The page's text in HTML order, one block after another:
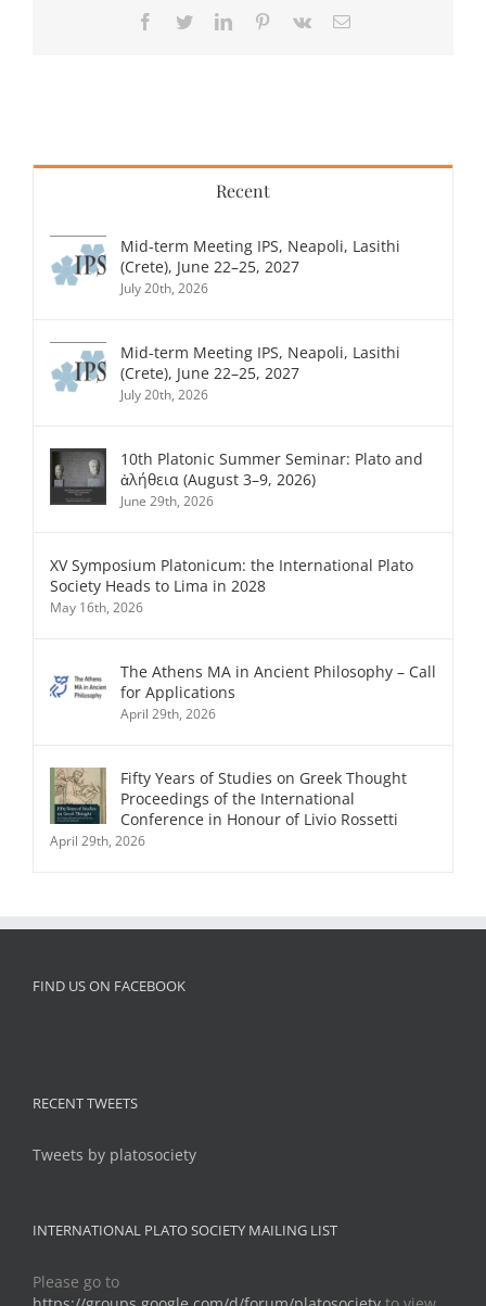
Facebook
TwitterLinkedInPinterest
Vk Email
Recent
Mid-term Meeting IPS, Neapoli, Lasithi
(Crete), June 22–25, 2027
July 20th, 2026
Mid-term Meeting IPS, Neapoli, Lasithi
(Crete), June 22–25, 2027
July 20th, 2026
10th Platonic Summer Seminar: Plato and
ἀλήθεια (August 3–9, 2026)
June 29th, 2026
XV Symposium Platonicum: the International Plato
Society Heads to Lima in 2028
May 16th, 2026
The Athens MA in Ancient Philosophy – Call
for Applications
April 29th, 2026
Fifty Years of Studies on Greek Thought
Proceedings of the International
Conference in Honour of Livio Rossetti
April 29th, 2026
FIND US ON FACEBOOK
RECENT TWEETS
Tweets by platosociety
INTERNATIONAL PLATO SOCIETY MAILING LIST
Please go to